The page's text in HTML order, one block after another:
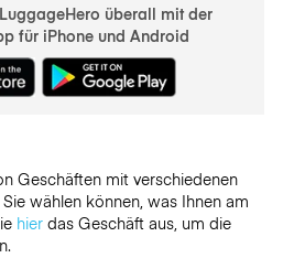
überall mit der
für iPhone und Android
Geschäften mit verschiedenen
wählen können, was Ihnen am
hierdas Geschäft aus, um die